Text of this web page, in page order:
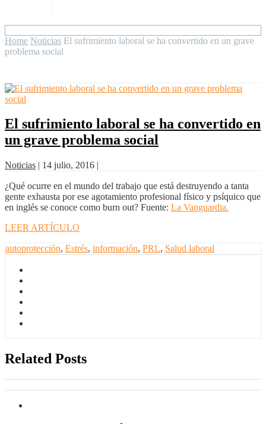
Home Noticias El sufrimiento laboral se ha convertido en un grave
problema social
El sufrimiento laboral se ha convertido en
un grave problema social
Noticias | 14 julio, 2016 |
¿Qué ocurre en el mundo del trabajo que está destruyendo a tanta
gente exhausta por ese agotamiento profesional físico y psíquico que
en inglés se conoce como burn out? Fuente: La Vanguardia.
LEER ARTÍCULO
autoprotección, Estrés, información, PRL, Salud laboral
Related Posts